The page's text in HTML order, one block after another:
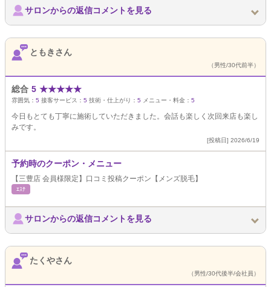
サロンからの返信コメントを見る
ともきさん
（男性/30代前半）
総合 5 ★★★★★
雰囲気： 5 接客サービス： 5 技術・仕上がり： 5 メニュー・料金： 5
今日もとても丁寧に施術していただきました。会話も楽しく次回来店も楽し
みです。
[投稿日] 2026/6/19
予約時のクーポン・メニュー
【三豊店 会員様限定】口コミ投稿クーポン【メンズ脱毛】
ｴｽﾃ
サロンからの返信コメントを見る
たくやさん
（男性/30代後半/会社員）